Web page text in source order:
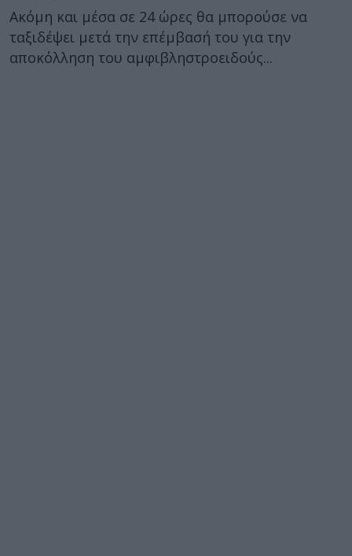
Ακόμη και μέσα σε 24 ώρες θα μπορούσε να
ταξιδέψει μετά την επέμβασή του για την
αποκόλληση του αμφιβληστροειδούς...